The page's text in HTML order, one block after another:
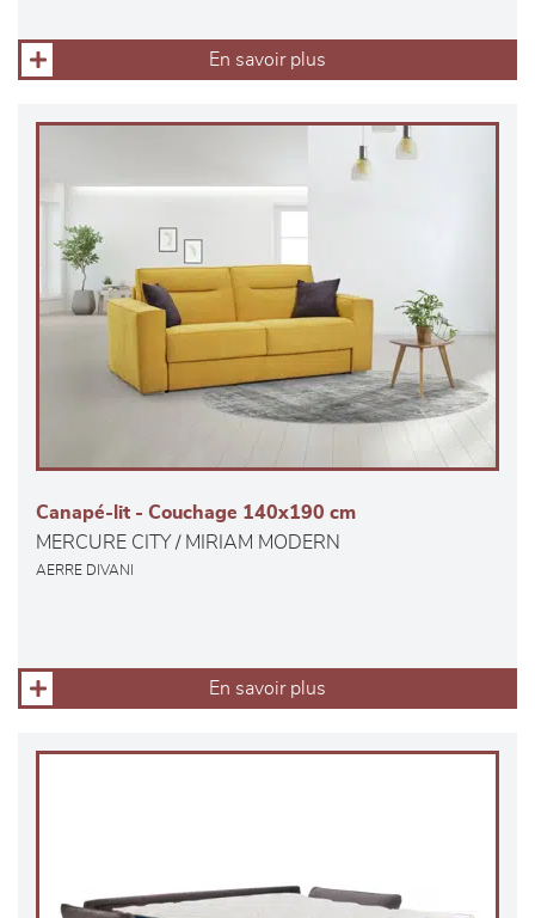
En savoir plus
Canapé-lit - Couchage 140x190 cm
MERCURE CITY / MIRIAM MODERN
AERRE DIVANI
En savoir plus